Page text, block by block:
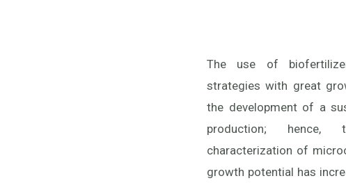
The use of
strategies with great
the development of a
production;
characterization of
growth potential has